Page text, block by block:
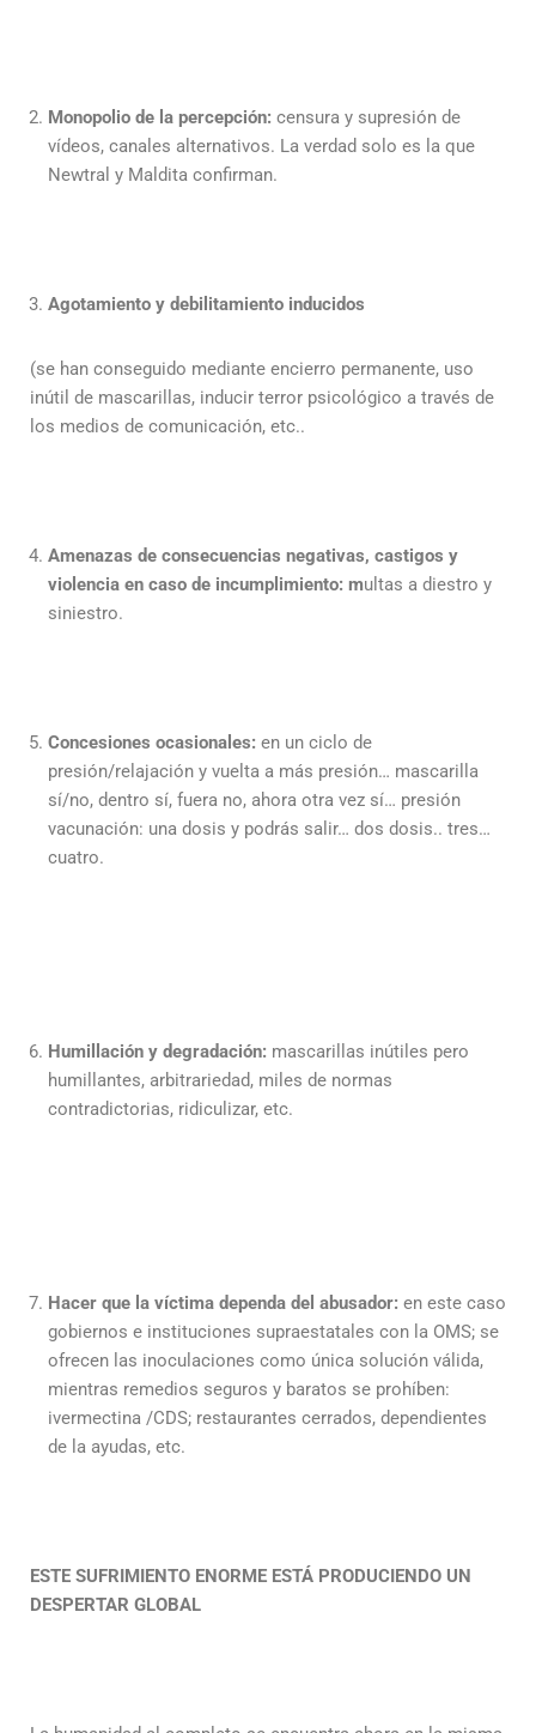
Monopolio de la percepción: censura y supresión de
vídeos, canales alternativos. La verdad solo es la que
Newtral y Maldita confirman.
Agotamiento y debilitamiento inducidos
(se han conseguido mediante encierro permanente, uso
inútil de mascarillas, inducir terror psicológico a través de
los medios de comunicación, etc..
Amenazas de consecuencias negativas, castigos y
violencia en caso de incumplimiento: multas a diestro y
siniestro.
Concesiones ocasionales: en un ciclo de
presión/relajación y vuelta a más presión… mascarilla
sí/no, dentro sí, fuera no, ahora otra vez sí… presión
vacunación: una dosis y podrás salir… dos dosis.. tres…
cuatro.
Humillación y degradación: mascarillas inútiles pero
humillantes, arbitrariedad, miles de normas
contradictorias, ridiculizar, etc.
Hacer que la víctima dependa del abusador: en este caso
gobiernos e instituciones supraestatales con la OMS; se
ofrecen las inoculaciones como única solución válida,
mientras remedios seguros y baratos se prohíben:
ivermectina /CDS; restaurantes cerrados, dependientes
de la ayudas, etc.
ESTE SUFRIMIENTO ENORME ESTÁ PRODUCIENDO UN
DESPERTAR GLOBAL